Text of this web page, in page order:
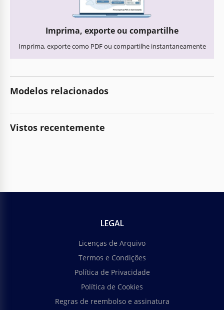
Imprima, exporte ou compartilhe
Imprima, exporte como PDF ou compartilhe instantaneamente
Modelos relacionados
Vistos recentemente
LEGAL
Licenças de Arquivo
Termos e Condições
Política de Privacidade
Política de Cookies
Regras de reembolso e assinatura